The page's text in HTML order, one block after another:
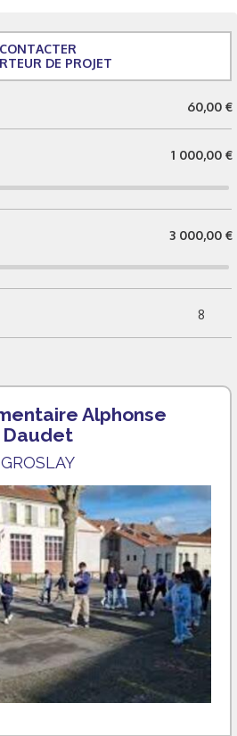
CONTACTER
DE PROJET
60,00 €
1 000,00 €
3 000,00 €
8
Alphonse
Daudet
GROSLAY